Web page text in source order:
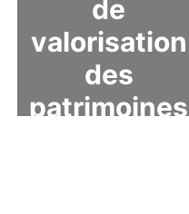
de
valorisation
des
patrimoines